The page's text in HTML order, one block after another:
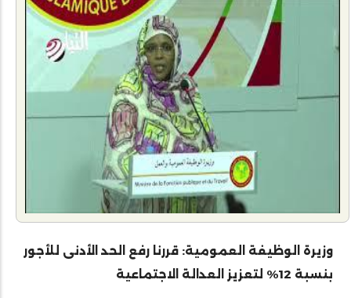
وزيرة الوظيفة العمومية: قررنا رفع الحد الأدنى للأجور
بنسبة 12% لتعزيز العدالة الاجتماعية